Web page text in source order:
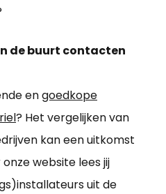
de buurt contacten
engoedkope
? Het vergelijken van
kan een uitkomst
website lees jij
uit de